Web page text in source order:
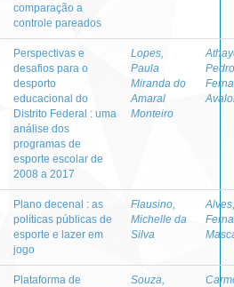
comparação a
controle pareados
Perspectivas e
desafios para o
desporto
educacional do
Distrito Federal : uma
análise dos
programas de
esporte escolar de
2008 a 2017
Lopes,
Paula
Miranda do
Amaral
Monteiro
Pedro
Plano decenal : as
políticas públicas de
esporte e lazer em
jogo
Flausino,
Michelle da
Silva
Alves,
Plataforma de
Souza,